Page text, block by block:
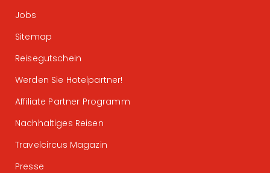
Jobs
Sitemap
Reisegutschein
Werden Sie Hotelpartner!
Affiliate Partner Programm
Nachhaltiges Reisen
Travelcircus Magazin
Presse